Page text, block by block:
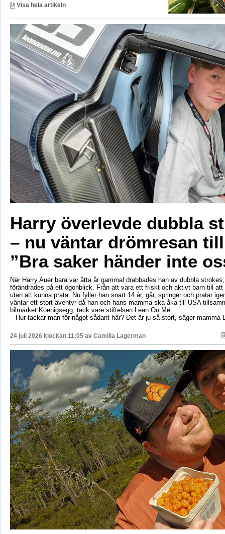
Visa hela artikeln
Harry överlevde dubbla
– nu väntar drömresan
”Bra saker händer inte
När Harry Auer bara var åtta år gammal drabbades han av dubbla
förändrades på ett ögonblick. Från att vara ett friskt och aktivt barn till
utan att kunna prata. Nu fyller han snart 14 år, går, springer och pratar
väntar ett stort äventyr då han och hans mamma ska åka till USA
bilmärket Koenigsegg, tack vare stiftelsen Lean On Me.
– Hur tackar man för något sådant här? Det är ju så stort, säger mamma
24 juli 2026 klockan 11:05 av Camilla Lagerman